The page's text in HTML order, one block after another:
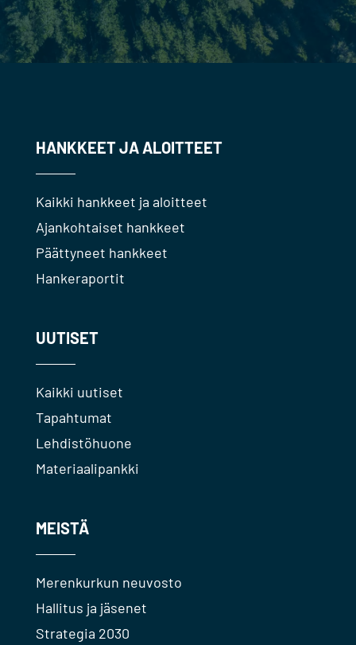
HANKKEET JA ALOITTEET
Kaikki hankkeet ja aloitteet
Ajankohtaiset hankkeet
Päättyneet hankkeet
Hankeraportit
UUTISET
Kaikki uutiset
Tapahtumat
Lehdistöhuone
Materiaalipankki
MEISTÄ
Merenkurkun neuvosto
Hallitus ja jäsenet
Strategia 2030